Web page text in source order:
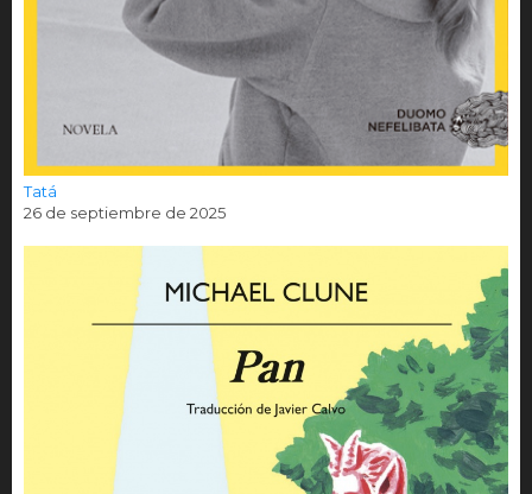
Tatá
26 de septiembre de 2025